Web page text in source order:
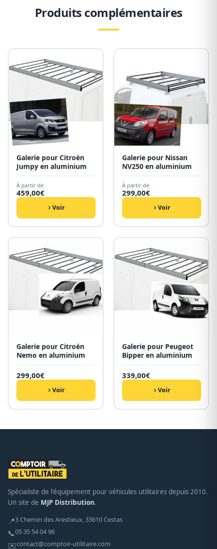
Produits complémentaires
Galerie pour Citroën
Jumpy en aluminium
À partir de
459,00€
Voir
Galerie pour Nissan
NV250 en aluminium
À partir de
299,00€
Voir
Galerie pour Citroën
Nemo en aluminium
299,00€
Voir
Galerie pour Peugeot
Bipper en aluminium
339,00€
Voir
Spécialiste de l'équipement pour véhicules utilitaires depuis 2010.
Un site de MJP Distribution.
📍3 Chemin des Arestieux, 33610 Cestas
📞05 35 54 04 96
✉️contact@comptoir-utilitaire.com